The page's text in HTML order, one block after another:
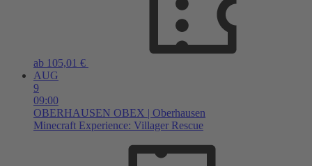
ab 105,01 €
AUG
9
09:00
OBERHAUSEN OBEX | Oberhausen
Minecraft Experience: Villager Rescue